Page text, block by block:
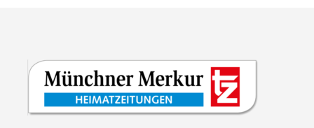
Suchen & Buchen
Sinfonie Nr. 5 c-Moll op. 67